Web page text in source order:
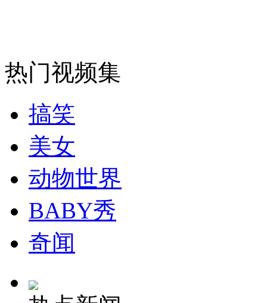
司机酒驾遇交警 急速倒车逃窜
热门视频集
搞笑
美女
动物世界
BABY秀
奇闻